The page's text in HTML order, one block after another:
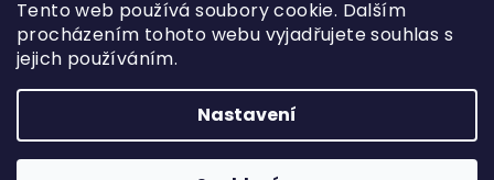
Tento web používá soubory cookie. Dalším
procházením tohoto webu vyjadřujete souhlas s
jejich používáním.
Nastavení
Vytvořil Shoptet